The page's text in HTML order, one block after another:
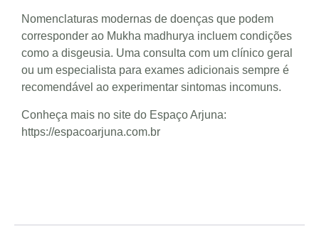
Nomenclaturas modernas de doenças que podem
corresponder ao Mukha madhurya incluem condições
como a disgeusia. Uma consulta com um clínico geral
ou um especialista para exames adicionais sempre é
recomendável ao experimentar sintomas incomuns.
Conheça mais no site do Espaço Arjuna:
https://espacoarjuna.com.br